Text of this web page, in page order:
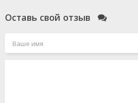
Оставь свой отзыв